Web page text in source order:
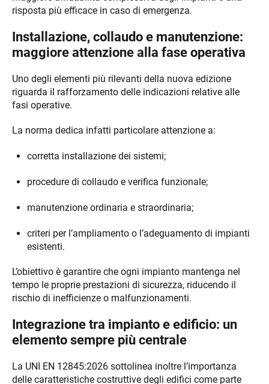
risposta più efficace in caso di emergenza.
Installazione, collaudo e manutenzione:
maggiore attenzione alla fase operativa
Uno degli elementi più rilevanti della nuova edizione
riguarda il rafforzamento delle indicazioni relative alle
fasi operative.
La norma dedica infatti particolare attenzione a:
corretta installazione dei sistemi;
procedure di collaudo e verifica funzionale;
manutenzione ordinaria e straordinaria;
criteri per l’ampliamento o l’adeguamento di impianti
esistenti.
L’obiettivo è garantire che ogni impianto mantenga nel
tempo le proprie prestazioni di sicurezza, riducendo il
rischio di inefficienze o malfunzionamenti.
Integrazione tra impianto e edificio: un
elemento sempre più centrale
La UNI EN 12845:2026 sottolinea inoltre l’importanza
delle caratteristiche costruttive degli edifici come parte